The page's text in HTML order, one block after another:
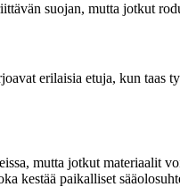
suojan, mutta jotkut
erilaisia etuja, kun taas
mutta jotkut materiaalit
kestää paikalliset